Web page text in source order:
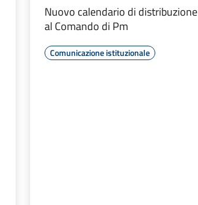
Nuovo calendario di distribuzione
al Comando di Pm
Comunicazione istituzionale